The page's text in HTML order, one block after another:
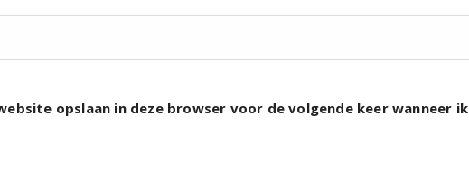
opslaan in deze browser voor de volgende keer wanneer ik